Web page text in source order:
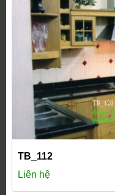
TB_112
Liên hệ